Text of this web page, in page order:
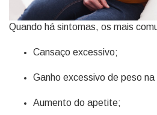
Quando há sintomas, os mais
Cansaço excessivo;
Ganho excessivo de peso
Aumento do apetite;